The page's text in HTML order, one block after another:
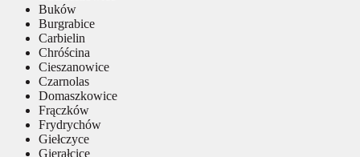
Buków
Burgrabice
Carbielin
Chróścina
Cieszanowice
Czarnolas
Domaszkowice
Frączków
Frydrychów
Giełczyce
Gierałcice